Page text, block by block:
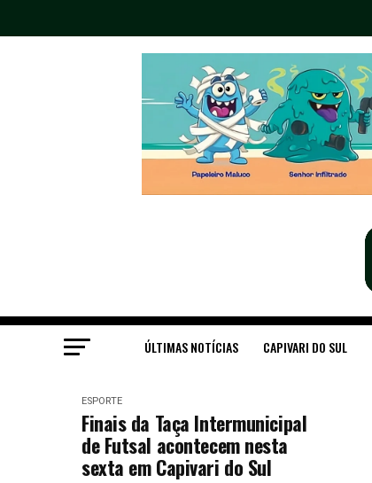
ÚLTIMAS NOTÍCIAS CAPIVARI DO SUL
ESPORTE
Finais da Taça Intermunicipal
de Futsal acontecem nesta
sexta em Capivari do Sul